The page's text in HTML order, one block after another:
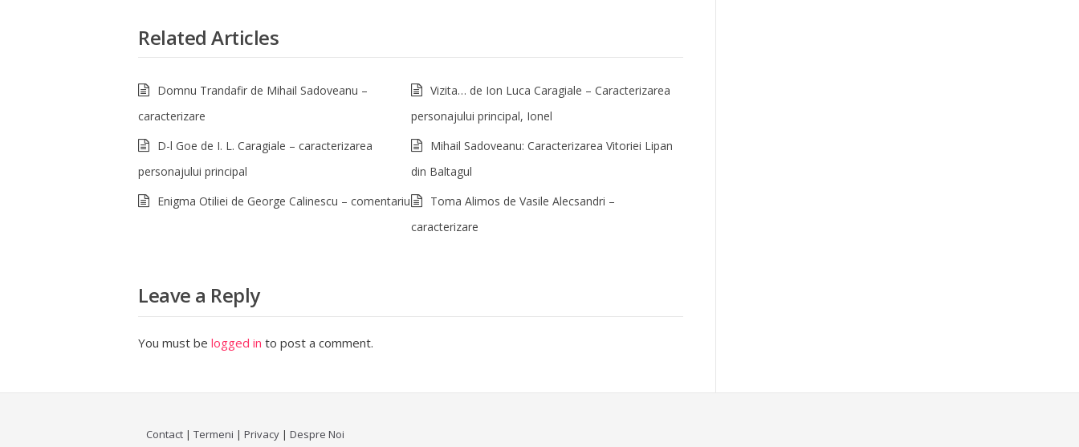
Related Articles
Domnu Trandafir de Mihail Sadoveanu –
caracterizare
Vizita… de Ion Luca Caragiale – Caracterizarea
personajului principal, Ionel
D-l Goe de I. L. Caragiale – caracterizarea
personajului principal
Mihail Sadoveanu: Caracterizarea Vitoriei Lipan
din Baltagul
Enigma Otiliei de George Calinescu – comentariu
Toma Alimos de Vasile Alecsandri –
caracterizare
Leave a Reply
You must be logged in to post a comment.
Contact | Termeni | Privacy | Despre Noi